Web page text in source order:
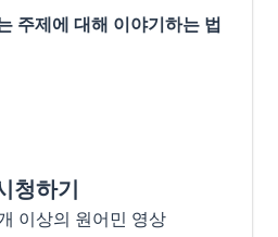
주제에 대해 이야기하는 법
청하기
이상의 원어민 영상